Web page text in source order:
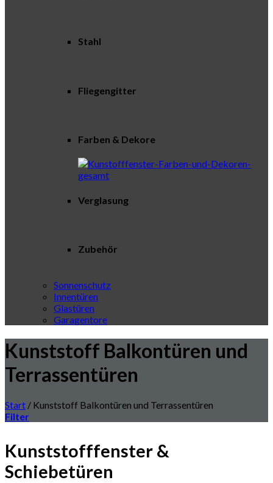
Stahl
Fliegengitter
Farben & Dekore
Verglasung
Zubehör
Sonnenschutz
Innentüren
Glastüren
Garagentore
Kunststoff Balkontüren und
Terrassentüren
Start / Kunststoff Balkontüren und Terrassentüren
Filter
Kunststofffenster &
Schiebetüren